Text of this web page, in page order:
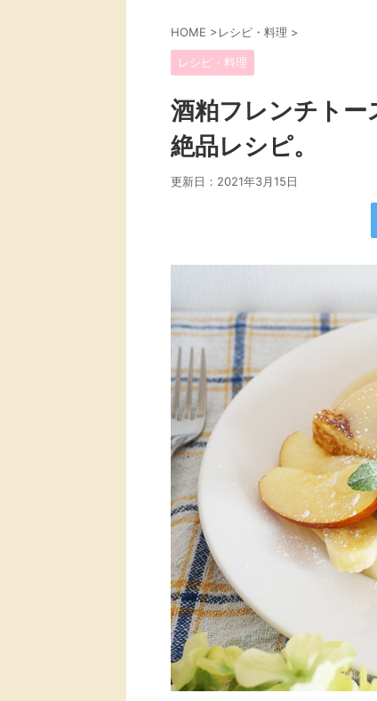
HOME >レシピ・料理 >
レシピ・料理
酒粕フレンチトー
絶品レシピ。
更新日： 2021年3月15日